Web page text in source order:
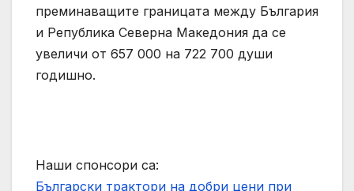
преминаващите границата между България
и Република Северна Македония да се
увеличи от 657 000 на 722 700 души
годишно.
Наши спонсори са:
Български трактори на добри цени при